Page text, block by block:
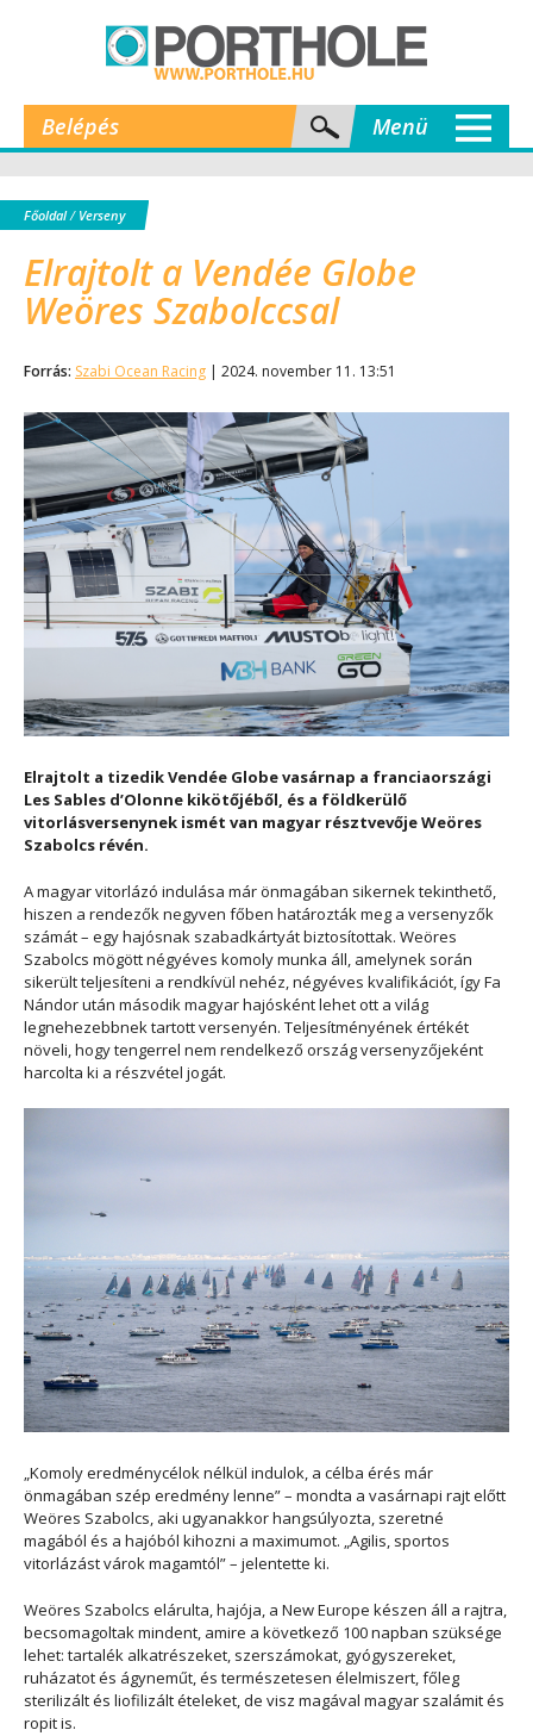
Belépés Menü
Főoldal/ Verseny
Elrajtolt a Vendée Globe
Weöres Szabolccsal
Forrás: Szabi Ocean Racing | 2024. november 11. 13:51
Elrajtolt a tizedik Vendée Globe vasárnap a franciaországi
Les Sables d’Olonne kikötőjéből, és a földkerülő
vitorlásversenynek ismét van magyar résztvevője Weöres
Szabolcs révén.
A magyar vitorlázó indulása már önmagában sikernek tekinthető,
hiszen a rendezők negyven főben határozták meg a versenyzők
számát – egy hajósnak szabadkártyát biztosítottak. Weöres
Szabolcs mögött négyéves komoly munka áll, amelynek során
sikerült teljesíteni a rendkívül nehéz, négyéves kvalifikációt, így Fa
Nándor után második magyar hajósként lehet ott a világ
legnehezebbnek tartott versenyén. Teljesítményének értékét
növeli, hogy tengerrel nem rendelkező ország versenyzőjeként
harcolta ki a részvétel jogát.
„Komoly eredménycélok nélkül indulok, a célba érés már
önmagában szép eredmény lenne” – mondta a vasárnapi rajt előtt
Weöres Szabolcs, aki ugyanakkor hangsúlyozta, szeretné
magából és a hajóból kihozni a maximumot. „Agilis, sportos
vitorlázást várok magamtól” – jelentette ki.
Weöres Szabolcs elárulta, hajója, a New Europe készen áll a rajtra,
becsomagoltak mindent, amire a következő 100 napban szüksége
lehet: tartalék alkatrészeket, szerszámokat, gyógyszereket,
ruházatot és ágyneműt, és természetesen élelmiszert, főleg
sterilizált és liofilizált ételeket, de visz magával magyar szalámit és
ropit is.